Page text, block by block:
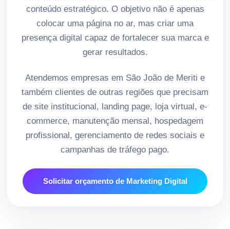
conteúdo estratégico. O objetivo não é apenas
colocar uma página no ar, mas criar uma
presença digital capaz de fortalecer sua marca e
gerar resultados.
Atendemos empresas em São João de Meriti e
também clientes de outras regiões que precisam
de site institucional, landing page, loja virtual, e-
commerce, manutenção mensal, hospedagem
profissional, gerenciamento de redes sociais e
campanhas de tráfego pago.
Solicitar orçamento de Marketing Digital